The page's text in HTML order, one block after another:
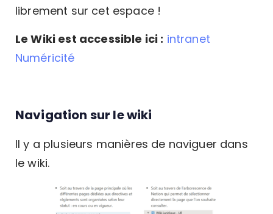
librement sur cet espace !
Le Wiki est accessible ici : intranet
Numéricité
Navigation sur le wiki
Il y a plusieurs manières de naviguer dans
le wiki.